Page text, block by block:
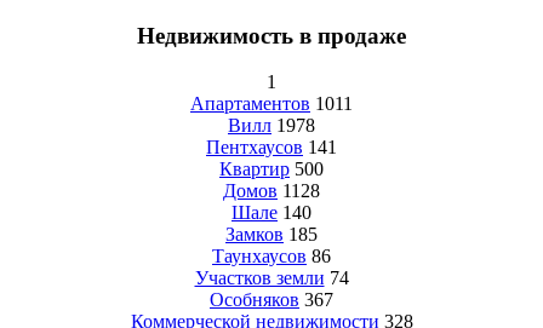
Недвижимость в продаже
1
Апартаментов 1011
Вилл 1978
Пентхаусов 141
Квартир 500
Домов 1128
Шале 140
Замков 185
Таунхаусов 86
Участков земли 74
Особняков 367
Коммерческой недвижимости 328